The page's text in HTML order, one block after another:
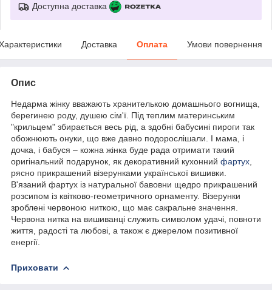
Доступна доставка
Доставка Оплата Умови повернення
Опис
Недарма жінку вважають хранителькою домашнього вогнища,
берегинею роду, душею сім'ї. Під теплим материнським
"крильцем" збирається весь рід, а здобні бабусині пироги так
обожнюють онуки, що вже давно подорослішали. І мама, і
дочка, і бабуся – кожна жінка буде рада отримати такий
оригінальний подарунок, як декоративний кухонний фартух
рясно прикрашений візерунками української вишивки.
В'язаний фартух із натуральної бавовни щедро прикрашений
розсипом із квітково-геометричного орнаменту. Візерунки
зроблені червоною ниткою, що має сакральне значення.
Червона нитка на вишиванці служить символом удачі, повноти
життя, радості та любові, а також є джерелом позитивної
енергії.
Приховати